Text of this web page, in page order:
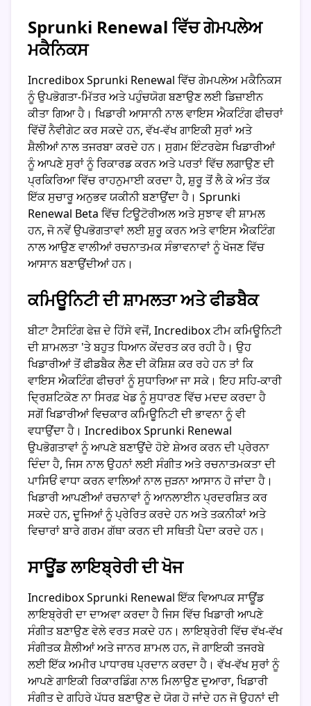
Sprunki Renewal ਵਿੱਚ ਗੇਮਪਲੇਅ
ਮਕੈਨਿਕਸ
Incredibox Sprunki Renewal ਵਿੱਚ ਗੇਮਪਲੇਅ ਮਕੈਨਿਕਸ
ਨੂੰ ਉਪਭੋਗਤਾ-ਮਿੱਤਰ ਅਤੇ ਪਹੁੰਚਯੋਗ ਬਣਾਉਣ ਲਈ ਡਿਜ਼ਾਈਨ
ਕੀਤਾ ਗਿਆ ਹੈ। ਖਿਡਾਰੀ ਆਸਾਨੀ ਨਾਲ ਵਾਇਸ ਐਕਟਿੰਗ ਫੀਚਰਾਂ
ਵਿੱਚੋਂ ਨੈਵੀਗੇਟ ਕਰ ਸਕਦੇ ਹਨ, ਵੱਖ-ਵੱਖ ਗਾਇਕੀ ਸੁਰਾਂ ਅਤੇ
ਸ਼ੈਲੀਆਂ ਨਾਲ ਤਜਰਬਾ ਕਰਦੇ ਹਨ। ਸੁਗਮ ਇੰਟਰਫੇਸ ਖਿਡਾਰੀਆਂ
ਨੂੰ ਆਪਣੇ ਸੁਰਾਂ ਨੂੰ ਰਿਕਾਰਡ ਕਰਨ ਅਤੇ ਪਰਤਾਂ ਵਿੱਚ ਲਗਾਉਣ ਦੀ
ਪ੍ਰਕਿਰਿਆ ਵਿੱਚ ਰਾਹਨੁਮਾਈ ਕਰਦਾ ਹੈ, ਸ਼ੁਰੂ ਤੋਂ ਲੈ ਕੇ ਅੰਤ ਤੱਕ
ਇੱਕ ਸੁਚਾਰੂ ਅਨੁਭਵ ਯਕੀਨੀ ਬਣਾਉਂਦਾ ਹੈ। Sprunki
Renewal Beta ਵਿੱਚ ਟਿਊਟੋਰੀਅਲ ਅਤੇ ਸੁਝਾਵ ਵੀ ਸ਼ਾਮਲ
ਹਨ, ਜੋ ਨਵੇਂ ਉਪਭੋਗਤਾਵਾਂ ਲਈ ਸ਼ੁਰੂ ਕਰਨ ਅਤੇ ਵਾਇਸ ਐਕਟਿੰਗ
ਨਾਲ ਆਉਣ ਵਾਲੀਆਂ ਰਚਨਾਤਮਕ ਸੰਭਾਵਨਾਵਾਂ ਨੂੰ ਖੋਜਣ ਵਿੱਚ
ਆਸਾਨ ਬਣਾਉਂਦੀਆਂ ਹਨ।
ਕਮਿਊਨਿਟੀ ਦੀ ਸ਼ਾਮਲਤਾ ਅਤੇ ਫੀਡਬੈਕ
ਬੀਟਾ ਟੈਸਟਿੰਗ ਫੇਜ਼ ਦੇ ਹਿੱਸੇ ਵਜੋਂ, Incredibox ਟੀਮ ਕਮਿਊਨਿਟੀ
ਦੀ ਸ਼ਾਮਲਤਾ 'ਤੇ ਬਹੁਤ ਧਿਆਨ ਕੇਂਦਰਤ ਕਰ ਰਹੀ ਹੈ। ਉਹ
ਖਿਡਾਰੀਆਂ ਤੋਂ ਫੀਡਬੈਕ ਲੈਣ ਦੀ ਕੋਸ਼ਿਸ਼ ਕਰ ਰਹੇ ਹਨ ਤਾਂ ਕਿ
ਵਾਇਸ ਐਕਟਿੰਗ ਫੀਚਰਾਂ ਨੂੰ ਸੁਧਾਰਿਆ ਜਾ ਸਕੇ। ਇਹ ਸਹਿ-ਕਾਰੀ
ਦ੍ਰਿਸ਼ਟਿਕੋਣ ਨਾ ਸਿਰਫ਼ ਖੇਡ ਨੂੰ ਸੁਧਾਰਣ ਵਿੱਚ ਮਦਦ ਕਰਦਾ ਹੈ
ਸਗੋਂ ਖਿਡਾਰੀਆਂ ਵਿਚਕਾਰ ਕਮਿਊਨਿਟੀ ਦੀ ਭਾਵਨਾ ਨੂੰ ਵੀ
ਵਧਾਉਂਦਾ ਹੈ। Incredibox Sprunki Renewal
ਉਪਭੋਗਤਾਵਾਂ ਨੂੰ ਆਪਣੇ ਬਣਾਉਂਦੇ ਹੋਏ ਸ਼ੇਅਰ ਕਰਨ ਦੀ ਪ੍ਰੇਰਨਾ
ਦਿੰਦਾ ਹੈ, ਜਿਸ ਨਾਲ ਉਹਨਾਂ ਲਈ ਸੰਗੀਤ ਅਤੇ ਰਚਨਾਤਮਕਤਾ ਦੀ
ਪਾਸਿਓਂ ਵਾਧਾ ਕਰਨ ਵਾਲਿਆਂ ਨਾਲ ਜੁੜਨਾ ਆਸਾਨ ਹੋ ਜਾਂਦਾ ਹੈ।
ਖਿਡਾਰੀ ਆਪਣੀਆਂ ਰਚਨਾਵਾਂ ਨੂੰ ਆਨਲਾਈਨ ਪ੍ਰਦਰਸ਼ਿਤ ਕਰ
ਸਕਦੇ ਹਨ, ਦੂਜਿਆਂ ਨੂੰ ਪ੍ਰੇਰਿਤ ਕਰਦੇ ਹਨ ਅਤੇ ਤਕਨੀਕਾਂ ਅਤੇ
ਵਿਚਾਰਾਂ ਬਾਰੇ ਗਰਮ ਗੱਥਾ ਕਰਨ ਦੀ ਸਥਿਤੀ ਪੈਦਾ ਕਰਦੇ ਹਨ।
ਸਾਊਂਡ ਲਾਇਬ੍ਰੇਰੀ ਦੀ ਖੋਜ
Incredibox Sprunki Renewal ਇੱਕ ਵਿਆਪਕ ਸਾਊਂਡ
ਲਾਇਬ੍ਰੇਰੀ ਦਾ ਦਾਅਵਾ ਕਰਦਾ ਹੈ ਜਿਸ ਵਿੱਚ ਖਿਡਾਰੀ ਆਪਣੇ
ਸੰਗੀਤ ਬਣਾਉਣ ਵੇਲੇ ਵਰਤ ਸਕਦੇ ਹਨ। ਲਾਇਬ੍ਰੇਰੀ ਵਿੱਚ ਵੱਖ-ਵੱਖ
ਸੰਗੀਤਕ ਸ਼ੈਲੀਆਂ ਅਤੇ ਜਾਨਰ ਸ਼ਾਮਲ ਹਨ, ਜੋ ਗਾਇਕੀ ਤਜਰਬੇ
ਲਈ ਇੱਕ ਅਮੀਰ ਪਾਧਾਰਥ ਪ੍ਰਦਾਨ ਕਰਦਾ ਹੈ। ਵੱਖ-ਵੱਖ ਸੁਰਾਂ ਨੂੰ
ਆਪਣੇ ਗਾਇਕੀ ਰਿਕਾਰਡਿੰਗ ਨਾਲ ਮਿਲਾਉਣ ਦੁਆਰਾ, ਖਿਡਾਰੀ
ਸੰਗੀਤ ਦੇ ਗਹਿਰੇ ਪੱਧਰ ਬਣਾਉਣ ਦੇ ਯੋਗ ਹੋ ਜਾਂਦੇ ਹਨ ਜੋ ਉਹਨਾਂ ਦੀ